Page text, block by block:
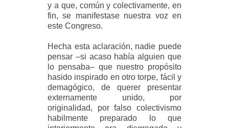
y a que, común y colectivamente, en
fin, se manifestase nuestra voz en
este Congreso.
Hecha esta aclaración, nadie puede
pensar –si acaso había alguien que
lo pensaba– que nuestro propósito
hasido inspirado en otro torpe, fácil y
demagógico, de querer presentar
externamente unido, por
originalidad, por falso colectivismo
habilmente preparado lo que